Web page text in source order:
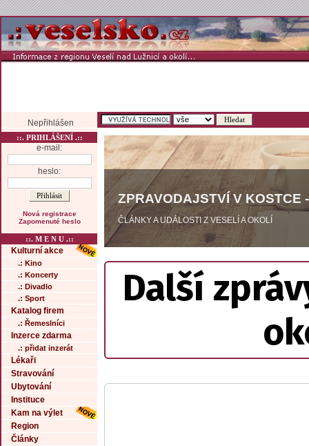
Nepřihlášen
::. PRIHLÁŠENÍ .::
e-mail:
heslo:
Nová registrace
Zapomenuté heslo
::. M E N U .::
Kulturní akce
.: Kino
.: Koncerty
.: Divadlo
.: Sport
Katalog firem
.: Řemeslníci
Inzerce zdarma
.: přidat inzerát
Lékaři
Stravování
Ubytování
Instituce
Kam na výlet
Region
Články
ZPRAVODAJSTVÍ V KOSTCE
ČLÁNKY A UDÁLOSTI Z VESELÍ A OKOLÍ
Další